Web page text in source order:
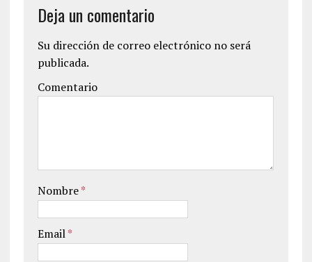
Deja un comentario
Su dirección de correo electrónico no será
publicada.
Comentario
Nombre*
Email*